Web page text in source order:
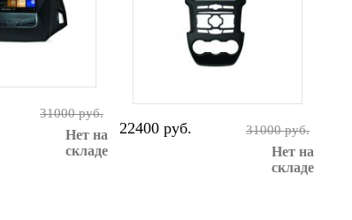
31000 руб.
Нет на
складе
22400 руб. 31000 руб.
Нет на
складе